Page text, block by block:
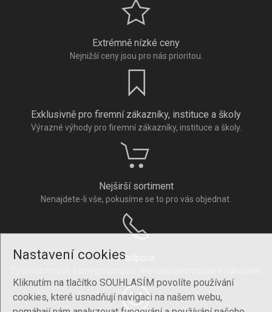
Nastavení cookies
Kliknutím na tlačítko SOUHLASÍM povolíte používání
cookies, které usnadňují navigaci na našem webu,
Extrémně nízké ceny
Nejnižší ceny jsou pro nás prioritou.
Exklusivně pro firemní zákazníky, instituce a školy
Výrazné výhody pro firemní zákazníky, instituce a školy.
Nejširší sortiment
Nenajdete-li vše, pokusíme se to pro vás objednat.
Podpora